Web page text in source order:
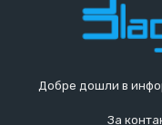
Добре дошли в
За